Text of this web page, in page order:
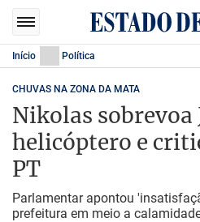
Início Política
CHUVAS NA ZONA DA MATA
Nikolas sobrevoa
helicóptero e
PT
Parlamentar apontou
prefeitura em meio a